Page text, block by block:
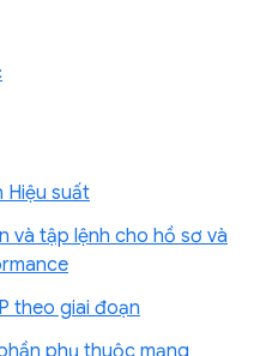
Hiệu suất
và tập lệnh cho hồ sơ và
theo giai đoạn
phụ thuộc mạng